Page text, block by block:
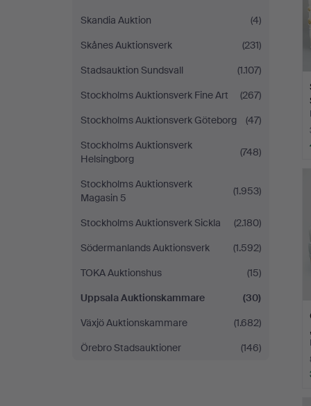
Skandia Auktion
(4)
Skånes Auktionsverk
(231)
Stadsauktion Sundsvall
(1.107)
Stockholms Auktionsverk Fine Art
(267)
Stockholms Auktionsverk Göteborg
(47)
Stockholms Auktionsverk
Helsingborg
(748)
Stockholms Auktionsverk
Magasin 5
(1.953)
Stockholms Auktionsverk Sickla
(2.180)
Södermanlands Auktionsverk
(1.592)
TOKA Auktionshus
(15)
Uppsala Auktionskammare
(30)
Växjö Auktionskammare
(1.682)
Örebro Stadsauktioner
(146)